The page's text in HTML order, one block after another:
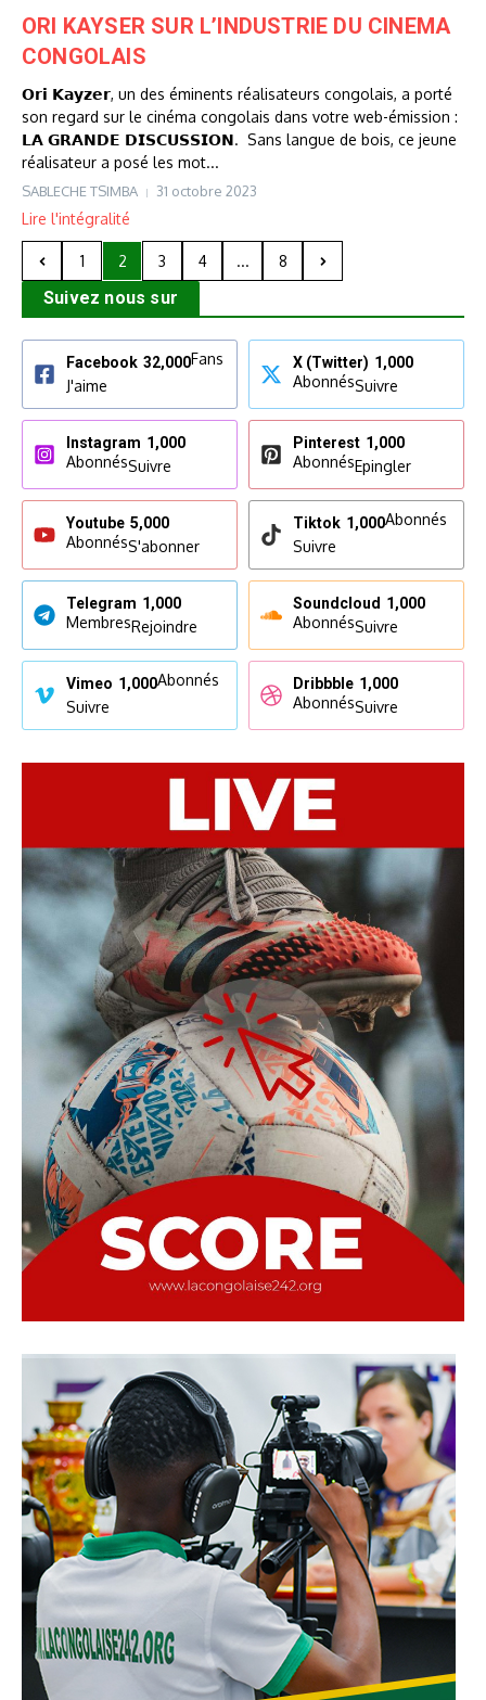
ORI KAYSER SUR L’INDUSTRIE DU CINEMA
CONGOLAIS
𝗢𝗿𝗶 𝗞𝗮𝘆𝘇𝗲𝗿, un des éminents réalisateurs congolais, a porté
son regard sur le cinéma congolais dans votre web-émission :
𝗟𝗔 𝗚𝗥𝗔𝗡𝗗𝗘 𝗗𝗜𝗦𝗖𝗨𝗦𝗦𝗜𝗢𝗡. Sans langue de bois, ce jeune
réalisateur a posé les mot...
SABLECHE TSIMBA 31 octobre 2023
Lire l'intégralité
1 2 3 4 ... 8
Suivez nous sur
Facebook 32,000Fans
J'aime
X (Twitter) 1,000
AbonnésSuivre
Instagram 1,000
AbonnésSuivre
Pinterest 1,000
AbonnésEpingler
Youtube 5,000
AbonnésS'abonner
Tiktok 1,000Abonnés
Suivre
Telegram 1,000
MembresRejoindre
Soundcloud 1,000
AbonnésSuivre
Vimeo 1,000Abonnés
Suivre
Dribbble 1,000
AbonnésSuivre